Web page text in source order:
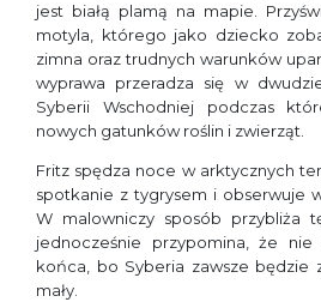
jest białą plamą na mapie.
motyla, którego jako dziecko
zimna oraz trudnych warunków
wyprawa przeradza się w
Syberii Wschodniej podczas
nowych gatunków roślin i zwierząt.
Fritz spędza noce w arktycznych
spotkanie z tygrysem i obserwuje
W malowniczy sposób przybliża
jednocześnie przypomina, że
końca, bo Syberia zawsze będzie
mały.